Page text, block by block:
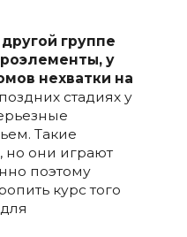
группе
у
нехватки на
стадиях у
Такие
но они играют
поэтому
курс того